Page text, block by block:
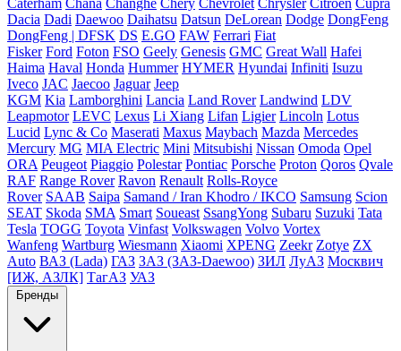
Caterham Chana Changhe Chery Chevrolet Chrysler Citroen Cupra
Dacia Dadi Daewoo Daihatsu Datsun DeLorean Dodge DongFeng
DongFeng | DFSK DS E.GO FAW Ferrari Fiat
Fisker Ford Foton FSO Geely Genesis GMC Great Wall Hafei
Haima Haval Honda Hummer HYMER Hyundai Infiniti Isuzu
Iveco JAC Jaecoo Jaguar Jeep
KGM Kia Lamborghini Lancia Land Rover Landwind LDV
Leapmotor LEVC Lexus Li Xiang Lifan Ligier Lincoln Lotus
Lucid Lync & Co Maserati Maxus Maybach Mazda Mercedes
Mercury MG MIA Electric Mini Mitsubishi Nissan Omoda Opel
ORA Peugeot Piaggio Polestar Pontiac Porsche Proton Qoros Qvale
RAF Range Rover Ravon Renault Rolls-Royce
Rover SAAB Saipa Samand / Iran Khodro / IKCO Samsung Scion
SEAT Skoda SMA Smart Soueast SsangYong Subaru Suzuki Tata
Tesla TOGG Toyota Vinfast Volkswagen Volvo Vortex
Wanfeng Wartburg Wiesmann Xiaomi XPENG Zeekr Zotye ZX
Auto ВАЗ (Lada) ГАЗ ЗАЗ (ЗАЗ-Daewoo) ЗИЛ ЛуАЗ Москвич
[ИЖ, АЗЛК] ТагАЗ УАЗ
Бренды